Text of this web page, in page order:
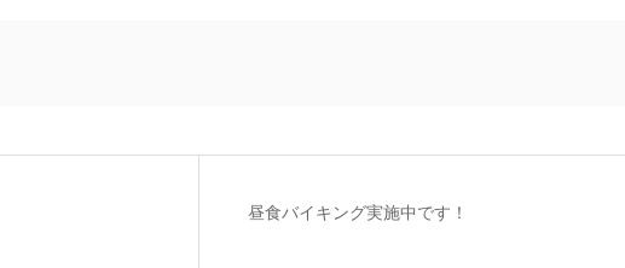
昼食バイキング実施中です！